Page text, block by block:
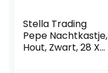
Stella Trading
Pepe Nachtkastje,
Hout, Zwart, 28 X